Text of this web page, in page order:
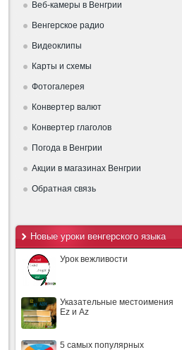
Веб-камеры в Венгрии
Венгерское радио
Видеоклипы
Карты и схемы
Фотогалерея
Конвертер валют
Конвертер глаголов
Погода в Венгрии
Акции в магазинах Венгрии
Обратная связь
Новые уроки венгерского языка
Урок вежливости
Указательные местоимения
Ez и Az
5 самых популярных